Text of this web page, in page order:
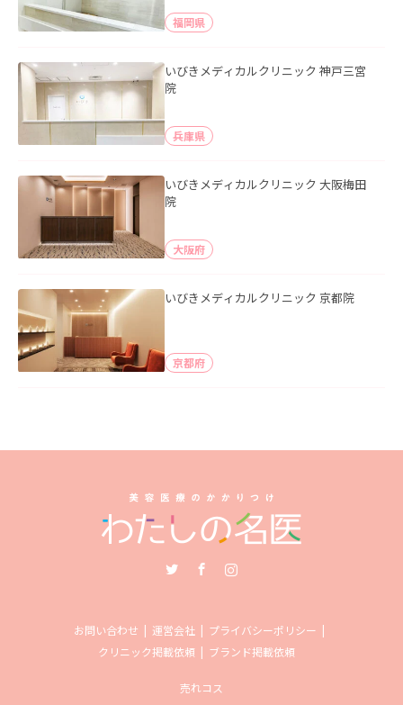
福岡県
いびきメディカルクリニック 神戸三宮
院
兵庫県
いびきメディカルクリニック 大阪梅田
院
大阪府
いびきメディカルクリニック 京都院
京都府
お問い合わせ 運営会社
プライバシーポリシー
クリニック掲載依頼
ブランド掲載依頼
売れコス